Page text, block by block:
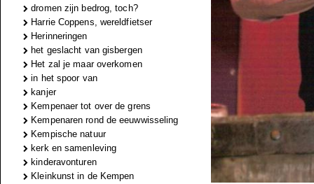
dromen zijn bedrog, toch?
Harrie Coppens, wereldfietser
Herinneringen
het geslacht van gisbergen
Het zal je maar overkomen
in het spoor van
kanjer
Kempenaer tot over de grens
Kempenaren rond de eeuwwisseling
Kempische natuur
kerk en samenleving
kinderavonturen
Kleinkunst in de Kempen